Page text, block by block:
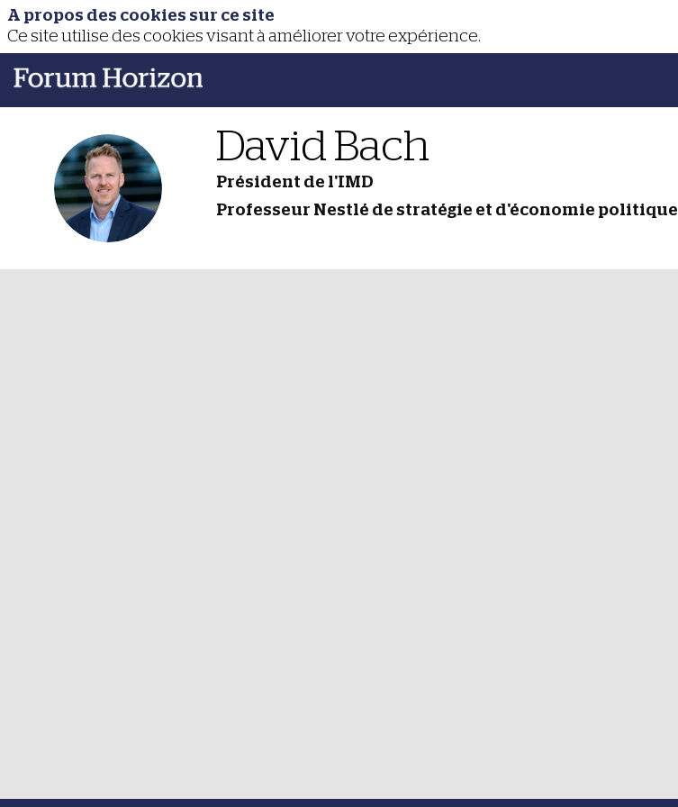
DB
David Bach
Président de l'IMD
Professeur Nestlé de stratégie et d'économie politique
A propos des cookies sur ce site
Ce site utilise des cookies visant à améliorer votre expérience.